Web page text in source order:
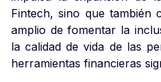
Fintech, sino que también
amplio de fomentar la
la calidad de vida de las
herramientas financieras